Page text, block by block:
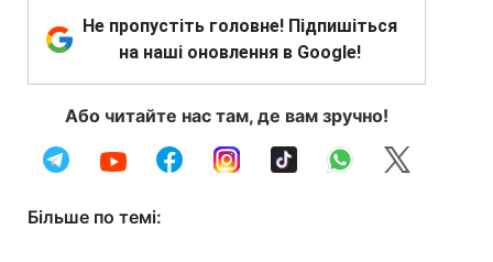
Не пропустіть головне! Підпишіться
на наші оновлення в Google!
Або читайте нас там, де вам зручно!
Більше по темі: